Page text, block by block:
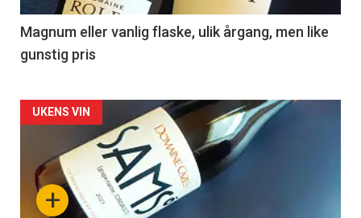
3
Magnum eller vanlig flaske, ulik årgang, men like
gunstig pris
Forsiden
akkurat
nå+
UKENS VIN